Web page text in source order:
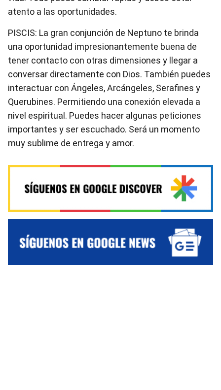
atento a las oportunidades.
PISCIS: La gran conjunción de Neptuno te brinda
una oportunidad impresionantemente buena de
tener contacto con otras dimensiones y llegar a
conversar directamente con Dios. También puedes
interactuar con Ángeles, Arcángeles, Serafines y
Querubines. Permitiendo una conexión elevada a
nivel espiritual. Puedes hacer algunas peticiones
importantes y ser escuchado. Será un momento
muy sublime de entrega y amor.